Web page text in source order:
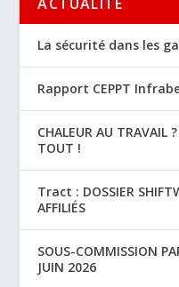
La sécurité dans les
Rapport CEPPT
CHALEUR AU TRAVAIL
TOUT !
Tract : DOSSIER
AFFILIÉS
SOUS-COMMISSION
JUIN 2026